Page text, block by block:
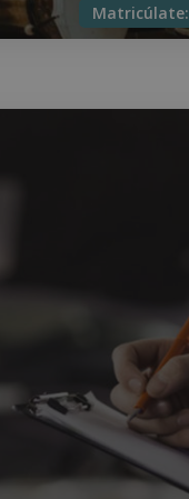
Matricúlate: